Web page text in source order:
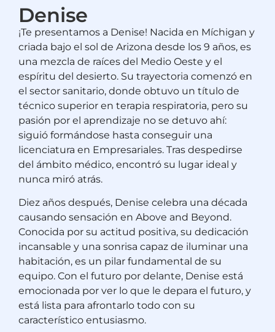
Denise
¡Te presentamos a Denise! Nacida en Míchigan y
criada bajo el sol de Arizona desde los 9 años, es
una mezcla de raíces del Medio Oeste y el
espíritu del desierto. Su trayectoria comenzó en
el sector sanitario, donde obtuvo un título de
técnico superior en terapia respiratoria, pero su
pasión por el aprendizaje no se detuvo ahí:
siguió formándose hasta conseguir una
licenciatura en Empresariales. Tras despedirse
del ámbito médico, encontró su lugar ideal y
nunca miró atrás.
Diez años después, Denise celebra una década
causando sensación en Above and Beyond.
Conocida por su actitud positiva, su dedicación
incansable y una sonrisa capaz de iluminar una
habitación, es un pilar fundamental de su
equipo. Con el futuro por delante, Denise está
emocionada por ver lo que le depara el futuro, y
está lista para afrontarlo todo con su
característico entusiasmo.